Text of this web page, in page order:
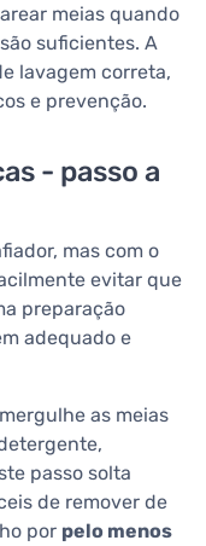
meias quando
suficientes. A
lavagem correta,
e prevenção.
- passo a
mas com o
evitar que
preparação
adequado e
as meias
passo solta
de remover de
por pelo menos